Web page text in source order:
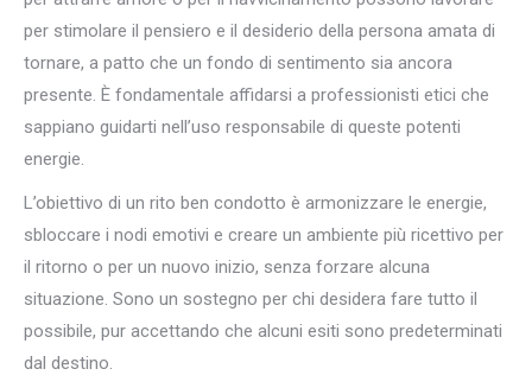
per stimolare il pensiero e il desiderio della persona amata di
tornare, a patto che un fondo di sentimento sia ancora
presente. È fondamentale affidarsi a professionisti etici che
sappiano guidarti nell’uso responsabile di queste potenti
energie.
L’obiettivo di un rito ben condotto è armonizzare le energie,
sbloccare i nodi emotivi e creare un ambiente più ricettivo per
il ritorno o per un nuovo inizio, senza forzare alcuna
situazione. Sono un sostegno per chi desidera fare tutto il
possibile, pur accettando che alcuni esiti sono predeterminati
dal destino.